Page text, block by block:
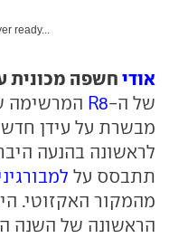
ready...
אודי חשפה מכונית
של ה-R8 המרשימה
מבשרת על עידן חדש
לראשונה בהנעה
תתבסס על
מהמקור האקזוטי.
הראשונה של השנה